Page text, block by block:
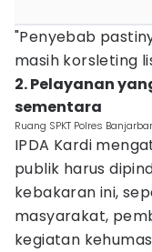
"Penyebab
masih korsleting
2. Pelayanan
sementara
Ruang SPKT Polres
IPDA Kardi
publik harus
kebakaran ini,
masyarakat,
kegiatan